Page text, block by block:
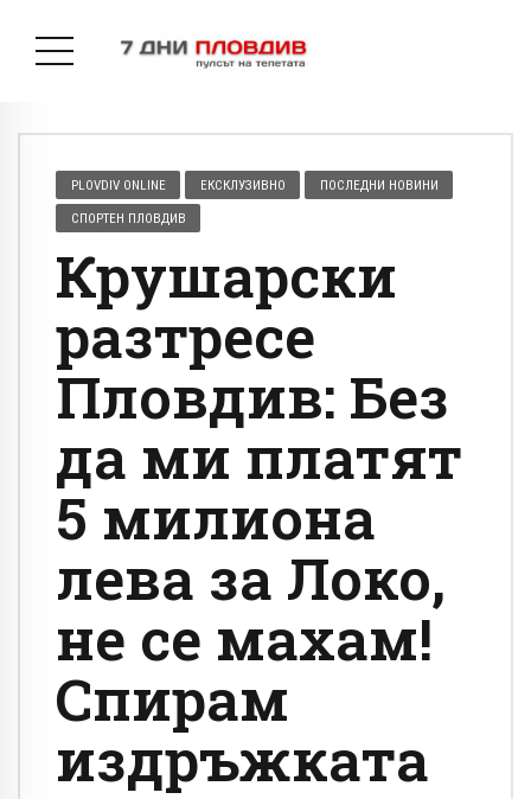
PLOVDIV ONLINE ЕКСКЛУЗИВНО ПОСЛЕДНИ НОВИНИ
СПОРТЕН ПЛОВДИВ
Крушарски
разтресе
Пловдив: Без
да ми платят
5 милиона
лева за Локо,
не се махам!
Спирам
издръжката